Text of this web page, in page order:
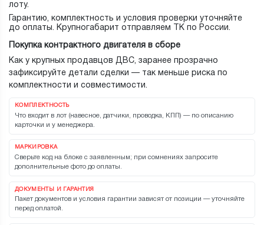
лоту.
Гарантию, комплектность и условия проверки уточняйте
до оплаты. Крупногабарит отправляем ТК по России.
Покупка контрактного двигателя в сборе
Как у крупных продавцов ДВС, заранее прозрачно
зафиксируйте детали сделки — так меньше риска по
комплектности и совместимости.
КОМПЛЕКТНОСТЬ
Что входит в лот (навесное, датчики, проводка, КПП) — по описанию
карточки и у менеджера.
МАРКИРОВКА
Сверьте код на блоке с заявленным; при сомнениях запросите
дополнительные фото до оплаты.
ДОКУМЕНТЫ И ГАРАНТИЯ
Пакет документов и условия гарантии зависят от позиции — уточняйте
перед оплатой.